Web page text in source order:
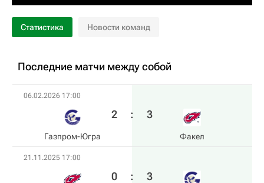
Статистика Новости команд
Последние матчи между собой
06.02.2026 17:00
Газпром-Югра
2 : 3
Факел
21.11.2025 17:00
0 : 3